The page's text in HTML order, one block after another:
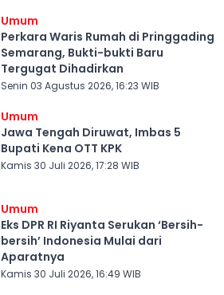
Umum
Perkara Waris Rumah di Pringgading
Semarang, Bukti-bukti Baru
Tergugat Dihadirkan
Senin 03 Agustus 2026, 16:23 WIB
Umum
Jawa Tengah Diruwat, Imbas 5
Bupati Kena OTT KPK
Kamis 30 Juli 2026, 17:28 WIB
Umum
Eks DPR RI Riyanta Serukan ‘Bersih-
bersih’ Indonesia Mulai dari
Aparatnya
Kamis 30 Juli 2026, 16:49 WIB